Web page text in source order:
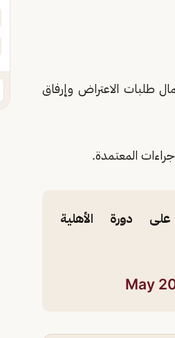
طلبات الاعتراض وإرفاق
المعتمدة.
دورة الأهلية
May